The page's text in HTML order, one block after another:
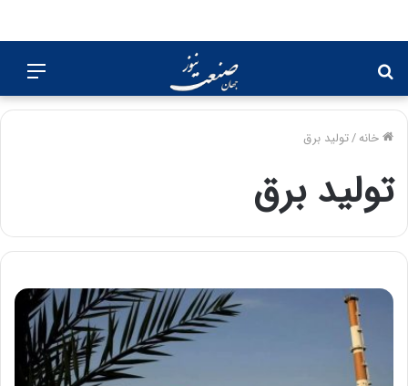
برای
خانه/تولید برق
تولید برق